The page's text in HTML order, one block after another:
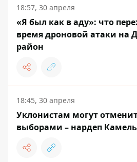
18:57, 30 апреля
«Я был как в аду»: что
время дроновой атаки на
район
18:45, 30 апреля
Уклонистам могут
выборами – нардеп